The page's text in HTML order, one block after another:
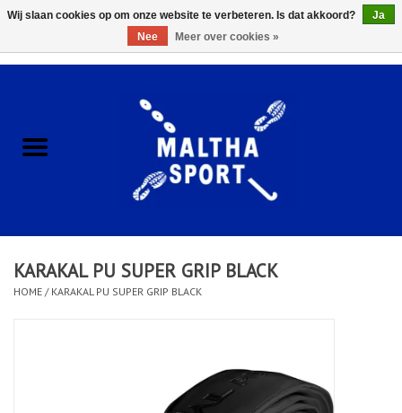
ACCESSOIRES/HARDWARE
KLEDING
CLUBSHOPS
KARAKAL PU SUPER GRIP BLACK
HOME / KARAKAL PU SUPER GRIP BLACK
Wij slaan cookies op om onze website te verbeteren. Is dat akkoord?
Ja
Nee
Meer over cookies »